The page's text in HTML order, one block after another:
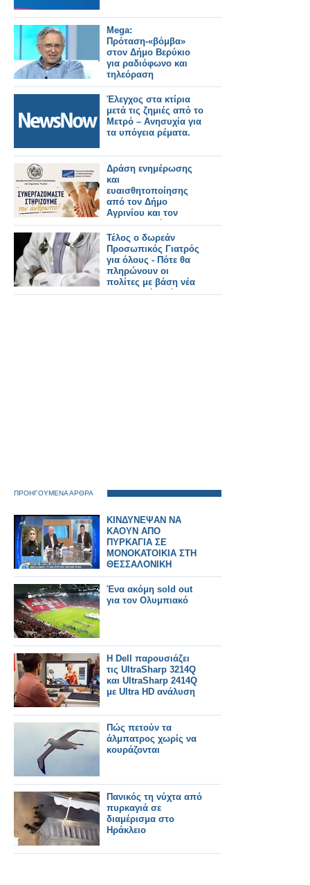
Mega:
Πρόταση-«βόμβα»
στον Δήμο Βερύκιο
για ραδιόφωνο και
τηλεόραση
Έλεγχος στα κτίρια
μετά τις ζημιές από το
Μετρό – Ανησυχία για
τα υπόγεια ρέματα.
Δράση ενημέρωσης
και
ευαισθητοποίησης
από τον Δήμο
Αγρινίου και τον
ΣΕΕΔΑ με μήνυμα
«Συνεργαζόμαστε –
Στηρίζουμε τον
άνθρωπο»
Τέλος ο δωρεάν
Προσωπικός Γιατρός
για όλους - Πότε θα
πληρώνουν οι
πολίτες με βάση νέα
υπουργική απόφαση
ΠΡΟΗΓΟΥΜΕΝΑ ΑΡΘΡΑ
ΚΙΝΔΥΝΕΨΑΝ ΝΑ
ΚΑΟΥΝ ΑΠΟ
ΠΥΡΚΑΓΙΑ ΣΕ
ΜΟΝΟΚΑΤΟΙΚΙΑ ΣΤΗ
ΘΕΣΣΑΛΟΝΙΚΗ
Ένα ακόμη sold out
για τον Ολυμπιακό
Η Dell παρουσιάζει
τις UltraSharp 3214Q
και UltraSharp 2414Q
με Ultra HD ανάλυση
Πώς πετούν τα
άλμπατρος χωρίς να
κουράζονται
Πανικός τη νύχτα από
πυρκαγιά σε
διαμέρισμα στο
Ηράκλειο